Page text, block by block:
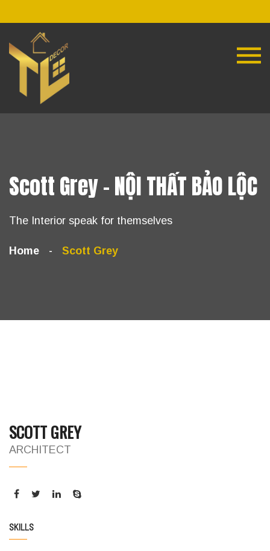
Scott Grey - NỘI THẤT BẢO LỘC
The Interior speak for themselves
Home Scott Grey
SCOTT GREY
ARCHITECT
SKILLS